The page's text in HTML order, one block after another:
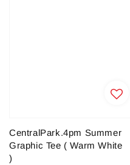
CentralPark.4pm Summer
Graphic Tee ( Warm White
)